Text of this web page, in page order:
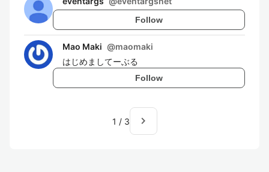
Follow
Mao Maki @maomaki
はじめましてーぶる
Follow
1 / 3 navigate_next